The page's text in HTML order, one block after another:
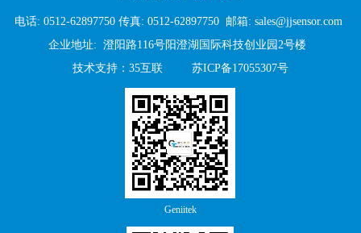
电话: 0512-62897750 传真: 0512-62897750 邮箱: sales@jjsensor.com
企业地址: 澄阳路116号阳澄湖国际科技创业园2号楼
技术支持： 35互联 苏ICP备17055307号
Geniitek